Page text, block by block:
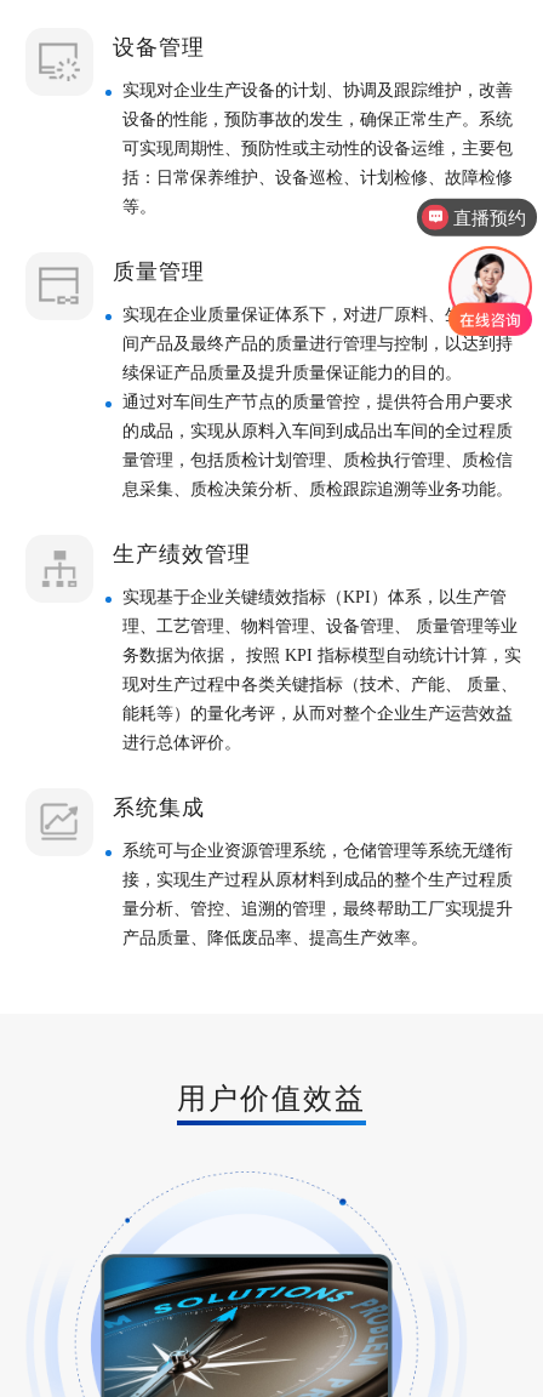
设备管理
实现对企业生产设备的计划、协调及跟踪维护，改善
设备的性能，预防事故的发生，确保正常生产。系统
可实现周期性、预防性或主动性的设备运维，主要包
括：日常保养维护、设备巡检、计划检修、故障检修
等。
质量管理
实现在企业质量保证体系下，对进厂原料、生产的中
间产品及最终产品的质量进行管理与控制，以达到持
续保证产品质量及提升质量保证能力的目的。
通过对车间生产节点的质量管控，提供符合用户要求
的成品，实现从原料入车间到成品出车间的全过程质
量管理，包括质检计划管理、质检执行管理、质检信
息采集、质检决策分析、质检跟踪追溯等业务功能。
生产绩效管理
实现基于企业关键绩效指标（KPI）体系，以生产管
理、工艺管理、物料管理、设备管理、 质量管理等业
务数据为依据， 按照 KPI 指标模型自动统计计算，实
现对生产过程中各类关键指标（技术、产能、 质量、
能耗等）的量化考评，从而对整个企业生产运营效益
进行总体评价。
系统集成
系统可与企业资源管理系统，仓储管理等系统无缝衔
接，实现生产过程从原材料到成品的整个生产过程质
量分析、管控、追溯的管理，最终帮助工厂实现提升
产品质量、降低废品率、提高生产效率。
用户价值效益
直播预约